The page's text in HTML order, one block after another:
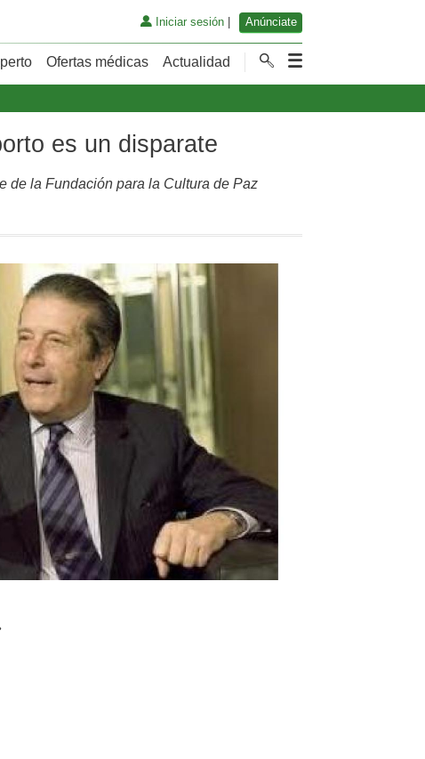
Iniciar sesión| Anúnciate
Ofertas médicas Actualidad
es un disparate
de la Fundación para la Cultura de Paz